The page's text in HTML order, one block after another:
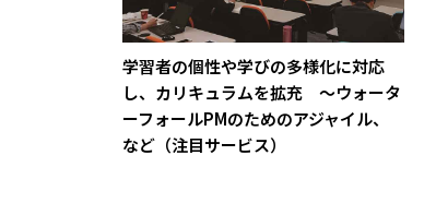
学習者の個性や学びの多様化に対応
し、カリキュラムを拡充 ～ウォータ
ーフォールPMのためのアジャイル、
など（注目サービス）